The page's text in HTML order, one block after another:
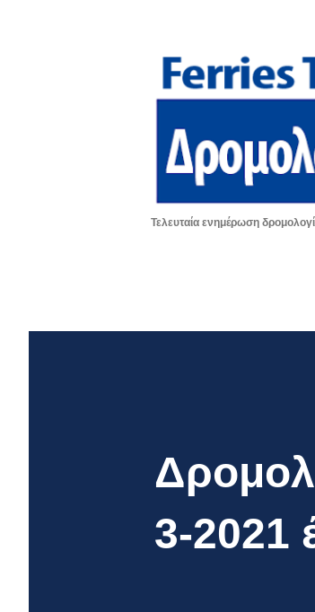
Τελευταία ενημέρωση
3-2021